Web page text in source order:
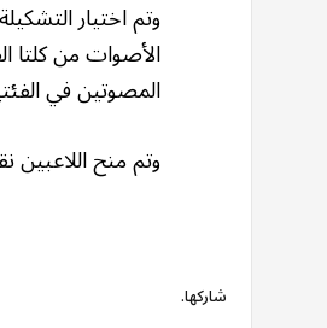
وتم اختيار
المصوتين في
وتم منح
شاركها.